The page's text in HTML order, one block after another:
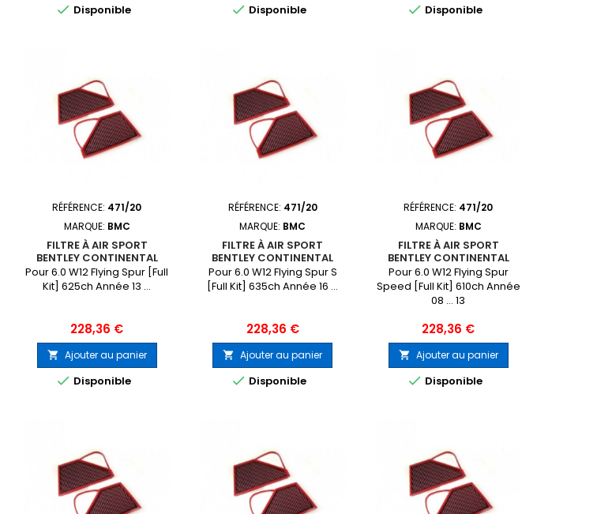
 Disponible  Disponible  Disponible
RÉFÉRENCE: 471/20
MARQUE: BMC
FILTRE À AIR SPORT
BENTLEY CONTINENTAL
Pour 6.0 W12 Flying Spur [Full
Kit] 625ch Année 13 ...
Prix
228,36 €
 Ajouter au panier
 Disponible
RÉFÉRENCE: 471/20
MARQUE: BMC
FILTRE À AIR SPORT
BENTLEY CONTINENTAL
Pour 6.0 W12 Flying Spur S
[Full Kit] 635ch Année 16 ...
Prix
228,36 €
 Ajouter au panier
 Disponible
RÉFÉRENCE: 471/20
MARQUE: BMC
FILTRE À AIR SPORT
BENTLEY CONTINENTAL
Pour 6.0 W12 Flying Spur
Speed [Full Kit] 610ch Année
08 ... 13
Prix
228,36 €
 Ajouter au panier
 Disponible